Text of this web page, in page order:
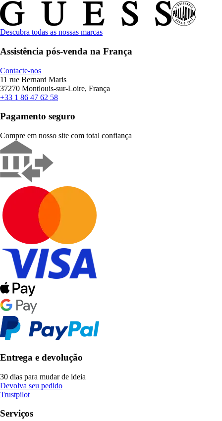
Descubra todas as nossas marcas
Assistência pós-venda na França
Contacte-nos
11 rue Bernard Maris
37270 Montlouis-sur-Loire, França
+33 1 86 47 62 58
Pagamento seguro
Compre em nosso site com total confiança
Entrega e devolução
30 dias para mudar de ideia
Devolva seu pedido
Trustpilot
Serviços